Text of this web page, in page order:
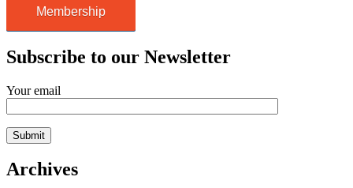
Membership
Subscribe to our Newsletter
Your email
Archives